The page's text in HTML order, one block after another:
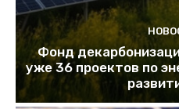
Фонд
уже 36 проектов по